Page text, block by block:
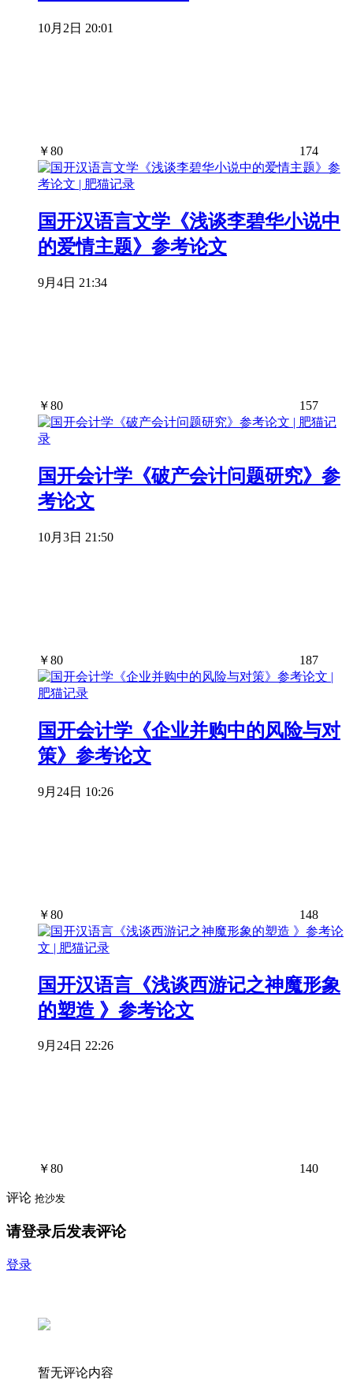
10月2日 20:01
￥80 174
国开汉语言文学《浅谈李碧华小说中
的爱情主题》参考论文
9月4日 21:34
￥80 157
国开会计学《破产会计问题研究》参
考论文
10月3日 21:50
￥80 187
国开会计学《企业并购中的风险与对
策》参考论文
9月24日 10:26
￥80 148
国开汉语言《浅谈西游记之神魔形象
的塑造 》参考论文
9月24日 22:26
￥80 140
评论 抢沙发
请登录后发表评论
登录
暂无评论内容